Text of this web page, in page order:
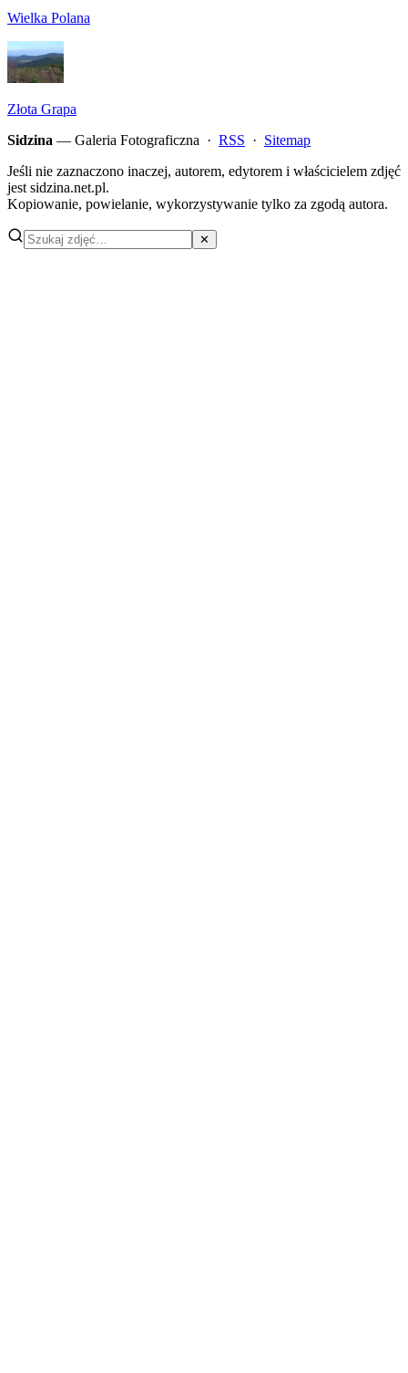
Wielka Polana
Złota Grapa
Sidzina — Galeria Fotograficzna · RSS · Sitemap
Jeśli nie zaznaczono inaczej, autorem, edytorem i właścicielem zdjęć
jest sidzina.net.pl.
Kopiowanie, powielanie, wykorzystywanie tylko za zgodą autora.
✕